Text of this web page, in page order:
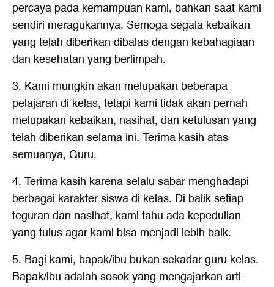
percaya pada kemampuan kami, bahkan saat kami
sendiri meragukannya. Semoga segala kebaikan
yang telah diberikan dibalas dengan kebahagiaan
dan kesehatan yang berlimpah.
3. Kami mungkin akan melupakan beberapa
pelajaran di kelas, tetapi kami tidak akan pernah
melupakan kebaikan, nasihat, dan ketulusan yang
telah diberikan selama ini. Terima kasih atas
semuanya, Guru.
4. Terima kasih karena selalu sabar menghadapi
berbagai karakter siswa di kelas. Di balik setiap
teguran dan nasihat, kami tahu ada kepedulian
yang tulus agar kami bisa menjadi lebih baik.
5. Bagi kami, bapak/ibu bukan sekadar guru kelas.
Bapak/ibu adalah sosok yang mengajarkan arti